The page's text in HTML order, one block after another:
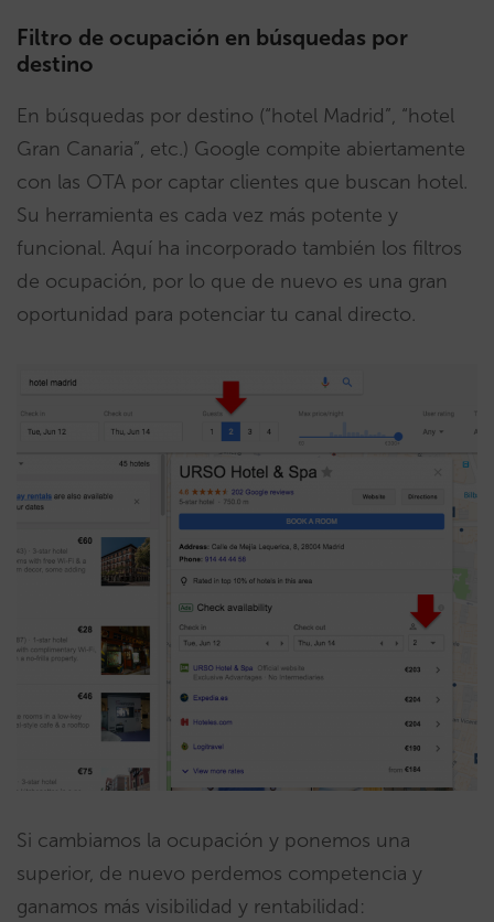
Filtro de ocupación en búsquedas por
destino
En búsquedas por destino (“hotel Madrid”, “hotel
Gran Canaria”, etc.) Google compite abiertamente
con las OTA por captar clientes que buscan hotel.
Su herramienta es cada vez más potente y
funcional. Aquí ha incorporado también los filtros
de ocupación, por lo que de nuevo es una gran
oportunidad para potenciar tu canal directo.
Si cambiamos la ocupación y ponemos una
superior, de nuevo perdemos competencia y
ganamos más visibilidad y rentabilidad: